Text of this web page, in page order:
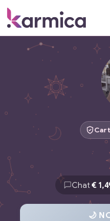
Chat€
🌙